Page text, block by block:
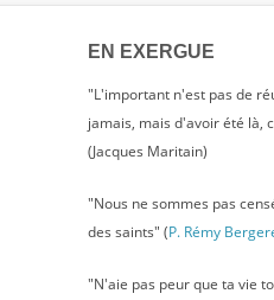
EN EXERGUE
"L'important n'est pas de
jamais, mais d'avoir été là,
(Jacques Maritain)
"Nous ne sommes pas
des saints" (P. Rémy
"N'aie pas peur que ta vie